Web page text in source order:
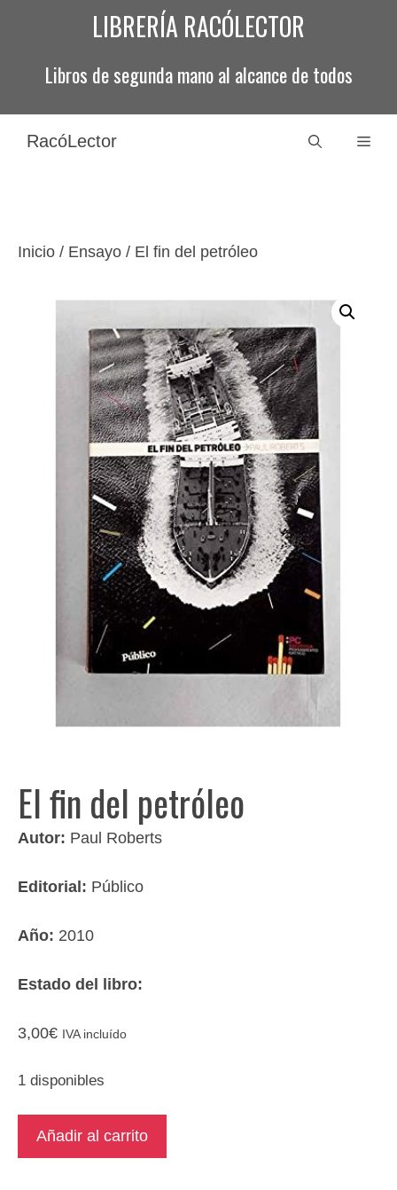
LIBRERÍA RACÓLECTOR
Libros de segunda mano al alcance de todos
RacóLector
Inicio / Ensayo / El fin del petróleo
El fin del petróleo
Autor: Paul Roberts
Editorial: Público
Año: 2010
Estado del libro:
3,00€ IVA incluído
1 disponibles
Añadir al carrito